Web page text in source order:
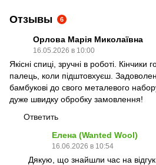
Отзывы 6
Орлова Марія Миколаївна
16.05.2026 в 10:00
Якісні спиці, зручні в роботі.
палець, коли підштовхуєш.
бамбукові до свого металевого
дуже швидку обробку замовлення!
Ответить
Елена (Wanted Wool)
16.06.2026 в 10:54
Дякую, що знайшли час на